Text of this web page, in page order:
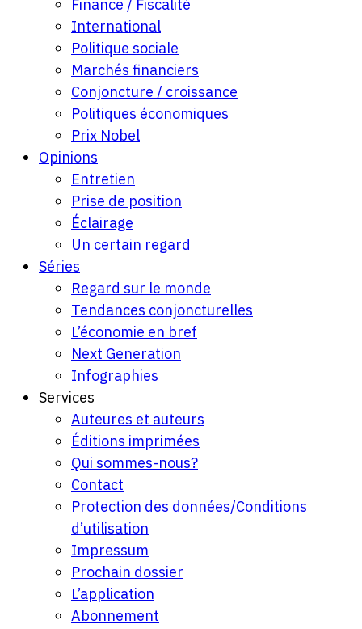
Finance / Fiscalité
International
Politique sociale
Marchés financiers
Conjoncture / croissance
Politiques économiques
Prix Nobel
Opinions
Entretien
Prise de position
Éclairage
Un certain regard
Séries
Regard sur le monde
Tendances conjoncturelles
L’économie en bref
Next Generation
Infographies
Services
Auteures et auteurs
Éditions imprimées
Qui sommes-nous?
Contact
Protection des données/Conditions
d’utilisation
Impressum
Prochain dossier
L’application
Abonnement